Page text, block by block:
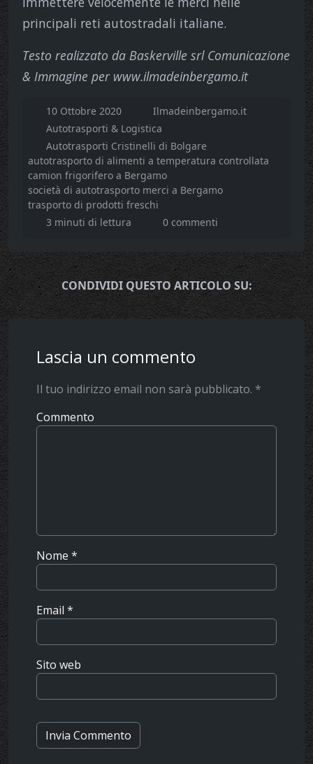
principali reti autostradali italiane.
Testo realizzato da Baskerville srl Comunicazione
& Immagine per www.ilmadeinbergamo.it
10 Ottobre 2020
Ilmadeinbergamo.it
Autotrasporti & Logistica
Autotrasporti Cristinelli di Bolgare
autotrasporto di alimenti a temperatura controllata
camion frigorifero a Bergamo
società di autotrasporto merci a Bergamo
trasporto di prodotti freschi
3 minuti di lettura
0 commenti
CONDIVIDI QUESTO ARTICOLO SU:
Lascia un commento
Il tuo indirizzo email non sarà pubblicato. *
Commento
Nome *
Email *
Sito web